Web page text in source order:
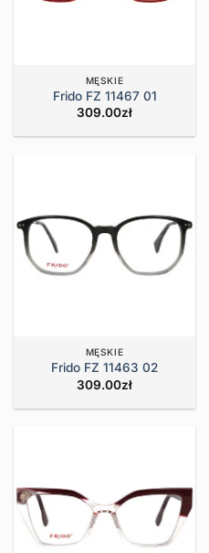
MĘSKIE
Frido FZ 11467 01
309.00zł
MĘSKIE
Frido FZ 11463 02
309.00zł